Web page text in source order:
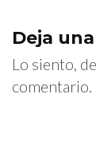
Deja
Lo siento,
comentario.